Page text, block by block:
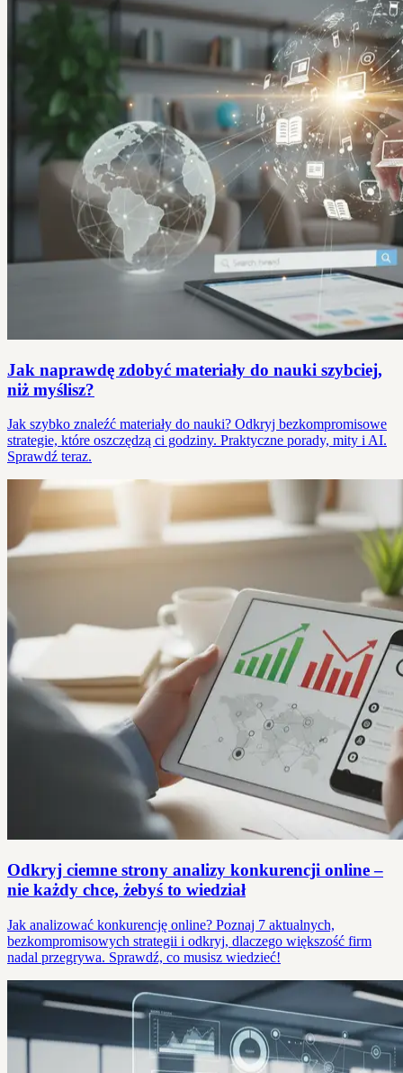
Jak naprawdę zdobyć materiały do nauki szybciej,
niż myślisz?
Jak szybko znaleźć materiały do nauki? Odkryj bezkompromisowe
strategie, które oszczędzą ci godziny. Praktyczne porady, mity i AI.
Sprawdź teraz.
Odkryj ciemne strony analizy konkurencji online –
nie każdy chce, żebyś to wiedział
Jak analizować konkurencję online? Poznaj 7 aktualnych,
bezkompromisowych strategii i odkryj, dlaczego większość firm
nadal przegrywa. Sprawdź, co musisz wiedzieć!